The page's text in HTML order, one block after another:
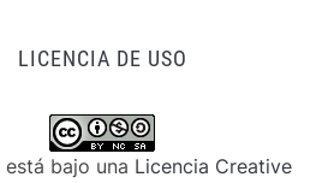
LICENCIA DE USO
bajo una Licencia Creative